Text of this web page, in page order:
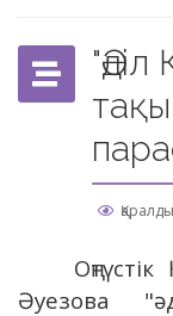
Оңтүстік
Әуезова